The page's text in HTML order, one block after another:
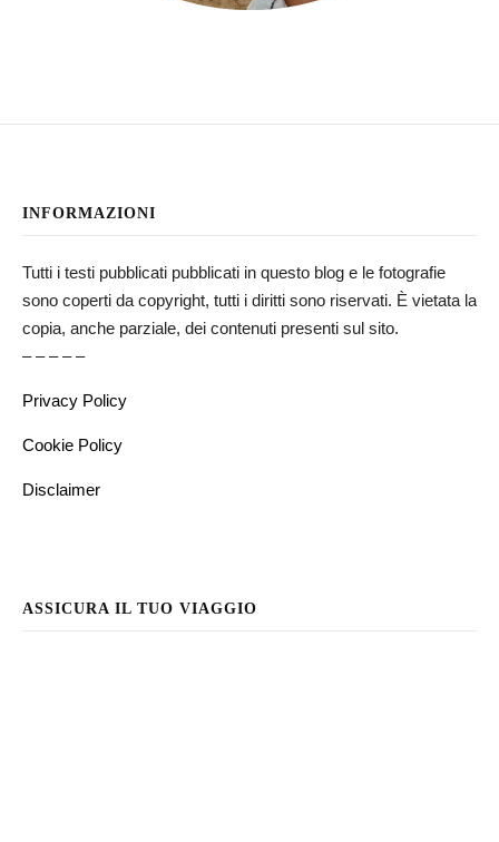
INFORMAZIONI
Tutti i testi pubblicati pubblicati in questo blog e le fotografie
sono coperti da copyright, tutti i diritti sono riservati. È vietata la
copia, anche parziale, dei contenuti presenti sul sito.
– – – – –
Privacy Policy
Cookie Policy
Disclaimer
ASSICURA IL TUO VIAGGIO